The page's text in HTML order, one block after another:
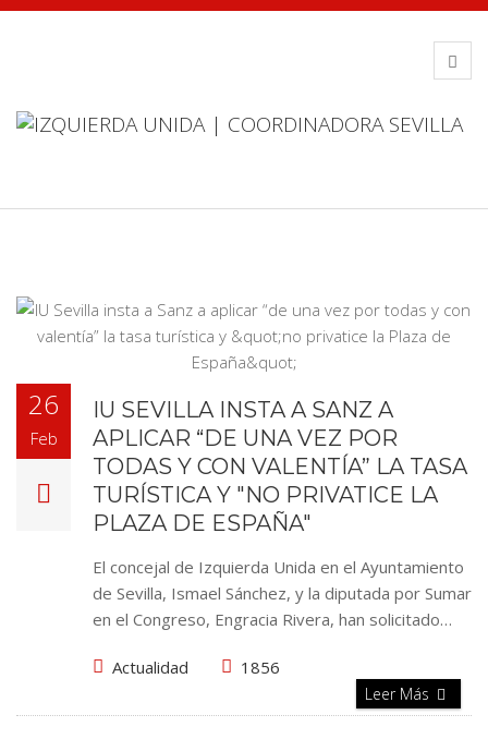
26
Feb
IU SEVILLA INSTA A SANZ A
APLICAR “DE UNA VEZ POR
TODAS Y CON VALENTÍA” LA TASA
TURÍSTICA Y "NO PRIVATICE LA
PLAZA DE ESPAÑA"
El concejal de Izquierda Unida en el Ayuntamiento
de Sevilla, Ismael Sánchez, y la diputada por Sumar
en el Congreso, Engracia Rivera, han solicitado…
Actualidad 1856
Leer Más